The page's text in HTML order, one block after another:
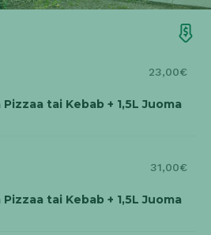
evästeasetusten
käyttäjien tunnistus (2
istunnon tunnistus (24
-konversioseuranta (noin 90
osapuolen evästeet
23,00€
Pizzaa tai Kebab + 1,5L Juoma
31,00€
Pizzaa tai Kebab + 1,5L Juoma